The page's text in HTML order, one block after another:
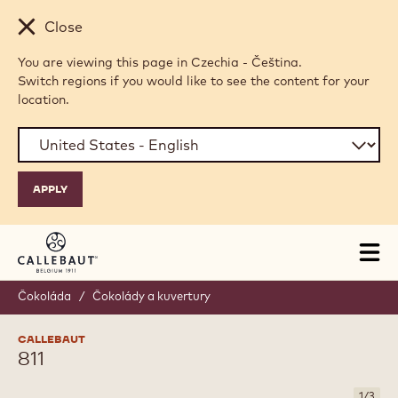
Skip to main content
Close
You are viewing this page in Czechia - Čeština.
Switch regions if you would like to see the content for your
location.
Čokoláda / Čokolády a kuvertury
CALLEBAUT
811